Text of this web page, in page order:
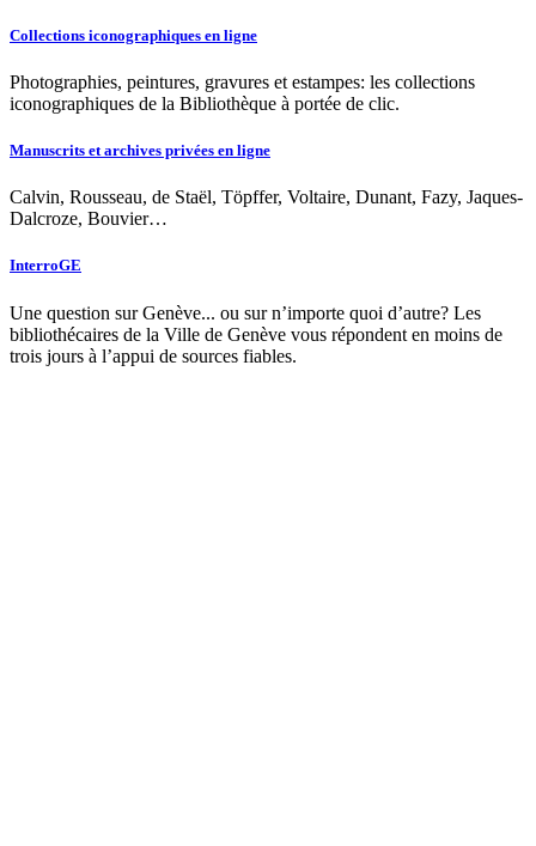
Collections iconographiques en ligne
Photographies, peintures, gravures et estampes: les collections
iconographiques de la Bibliothèque à portée de clic.
Manuscrits et archives privées en ligne
Calvin, Rousseau, de Staël, Töpffer, Voltaire, Dunant, Fazy, Jaques-
Dalcroze, Bouvier…
InterroGE
Une question sur Genève... ou sur n’importe quoi d’autre? Les
bibliothécaires de la Ville de Genève vous répondent en moins de
trois jours à l’appui de sources fiables.